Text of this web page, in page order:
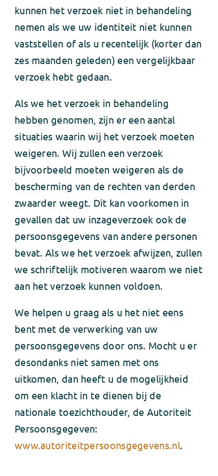
kunnen het verzoek niet in behandeling
nemen als we uw identiteit niet kunnen
vaststellen of als u recentelijk (korter dan
zes maanden geleden) een vergelijkbaar
verzoek hebt gedaan.
Als we het verzoek in behandeling
hebben genomen, zijn er een aantal
situaties waarin wij het verzoek moeten
weigeren. Wij zullen een verzoek
bijvoorbeeld moeten weigeren als de
bescherming van de rechten van derden
zwaarder weegt. Dit kan voorkomen in
gevallen dat uw inzageverzoek ook de
persoonsgegevens van andere personen
bevat. Als we het verzoek afwijzen, zullen
we schriftelijk motiveren waarom we niet
aan het verzoek kunnen voldoen.
We helpen u graag als u het niet eens
bent met de verwerking van uw
persoonsgegevens door ons. Mocht u er
desondanks niet samen met ons
uitkomen, dan heeft u de mogelijkheid
om een klacht in te dienen bij de
nationale toezichthouder, de Autoriteit
Persoonsgegeven:
www.autoriteitpersoonsgegevens.nl.